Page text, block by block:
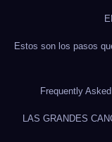
Estos son los pasos
Frequently
LAS GRANDES